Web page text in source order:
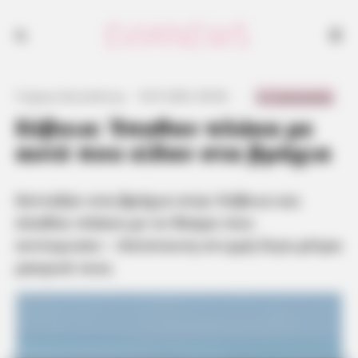
Εύβοια: Έπαθαν πλάκα με
αυτό που είδαν στα βράχια
Κοίταξαν στα βράχια στην Εύβοια και
αντίκρισαν – Απίστευτη στιγμή λίγα μέτρα